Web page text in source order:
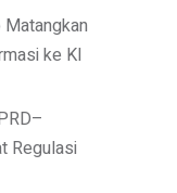
ke KI
Regulasi